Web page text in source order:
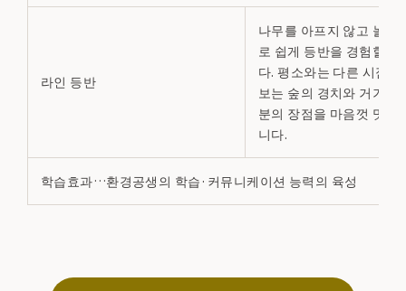
라인 등반
나무를 아프지 않고 놀라
로 쉽게 등반을 경험할 수
다. 평소와는 다른 시점에
보는 숲의 경치와 거기에
분의 장점을 마음껏 맛볼
니다.
학습효과…환경공생의 학습·커뮤니케이션 능력의 육성